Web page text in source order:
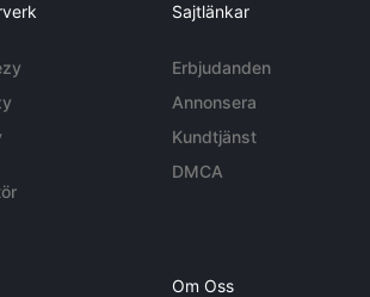
Sajtlänkar
Erbjudanden
Annonsera
Kundtjänst
DMCA
Om Oss